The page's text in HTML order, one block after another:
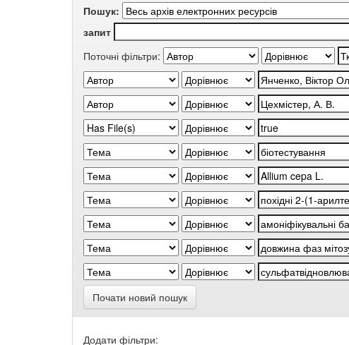
Пошук:
запит
Поточні фільтри:
Почати новий пошук
Додати фільтри: